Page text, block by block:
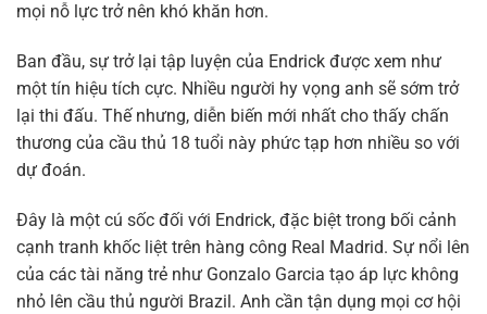
mọi nỗ lực trở nên khó khăn hơn.
Ban đầu, sự trở lại tập luyện của Endrick được xem như
một tín hiệu tích cực. Nhiều người hy vọng anh sẽ sớm trở
lại thi đấu. Thế nhưng, diễn biến mới nhất cho thấy chấn
thương của cầu thủ 18 tuổi này phức tạp hơn nhiều so với
dự đoán.
Đây là một cú sốc đối với Endrick, đặc biệt trong bối cảnh
cạnh tranh khốc liệt trên hàng công Real Madrid. Sự nổi lên
của các tài năng trẻ như Gonzalo Garcia tạo áp lực không
nhỏ lên cầu thủ người Brazil. Anh cần tận dụng mọi cơ hội